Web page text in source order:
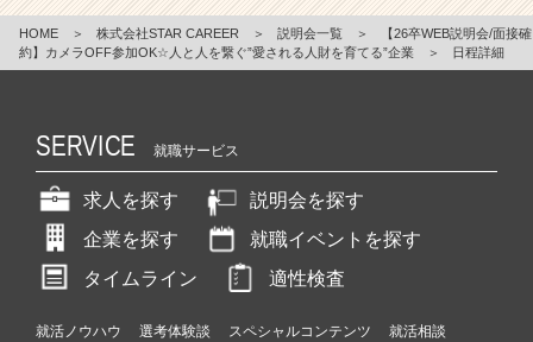
HOME ＞ 株式会社STAR CAREER ＞ 説明会一覧 ＞
【26卒WEB説明会/面接確
約】カメラOFF参加OK☆人と人を繋ぐ”愛される人財を育てる”企業
＞ 日程詳細
SERVICE 就職サービス
求人を探す
説明会を探す
企業を探す
就職イベントを探す
タイムライン
適性検査
就活ノウハウ 選考体験談 スペシャルコンテンツ
就活相談